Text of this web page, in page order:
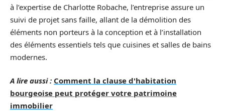
à l’expertise de Charlotte Robache, l’entreprise assure un
suivi de projet sans faille, allant de la démolition des
éléments non porteurs à la conception et à l’installation
des éléments essentiels tels que cuisines et salles de bains
modernes.
A lire aussi : Comment la clause d'habitation
bourgeoise peut protéger votre patrimoine
immobilier